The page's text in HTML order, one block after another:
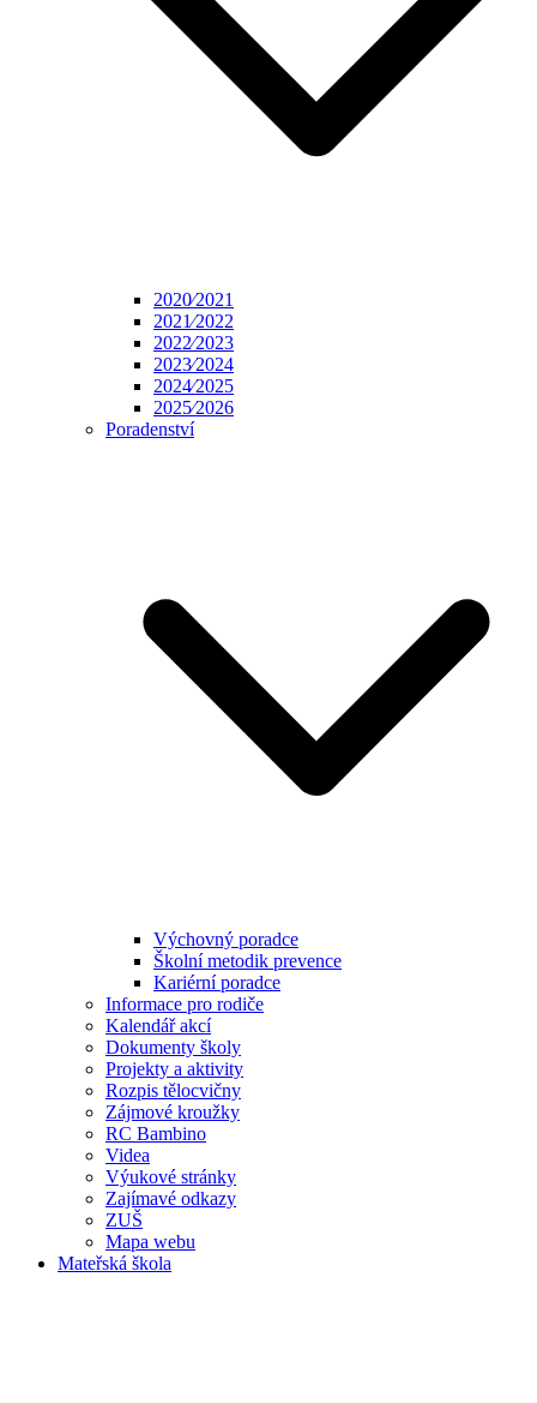
2020⁄2021
2021⁄2022
2022⁄2023
2023⁄2024
2024⁄2025
2025⁄2026
Poradenství
Výchovný poradce
Školní metodik prevence
Kariérní poradce
Informace pro rodiče
Kalendář akcí
Dokumenty školy
Projekty a aktivity
Rozpis tělocvičny
Zájmové kroužky
RC Bambino
Videa
Výukové stránky
Zajímavé odkazy
ZUŠ
Mapa webu
Mateřská škola